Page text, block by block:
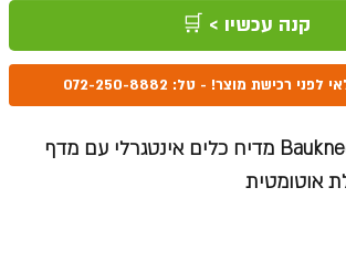
קנה עכשיו > 🛒
רכישת מוצר! - טל: 072-250-8882
Bauknecht BKI3C26FIS מדיח כלים אינטגרלי עם מדף
אוטומטית